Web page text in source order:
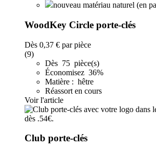
nouveau matériau naturel (en
WoodKey Circle porte-clés
Dès 0,37 € par pièce
(9)
Dès 75 pièce(s)
Économisez 36%
Matière : hêtre
Réassort en cours
Voir l'article
Club porte-clés